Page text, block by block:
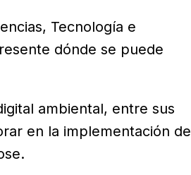
Tecnología e
dónde se puede
ambiental, entre sus
en la implementación de